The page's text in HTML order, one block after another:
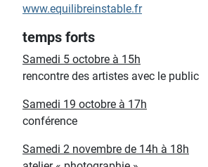
www.equilibreinstable.fr
temps forts
Samedi 5 octobre à 15h
rencontre des artistes avec le public
Samedi 19 octobre à 17h
conférence
Samedi 2 novembre de 14h à 18h